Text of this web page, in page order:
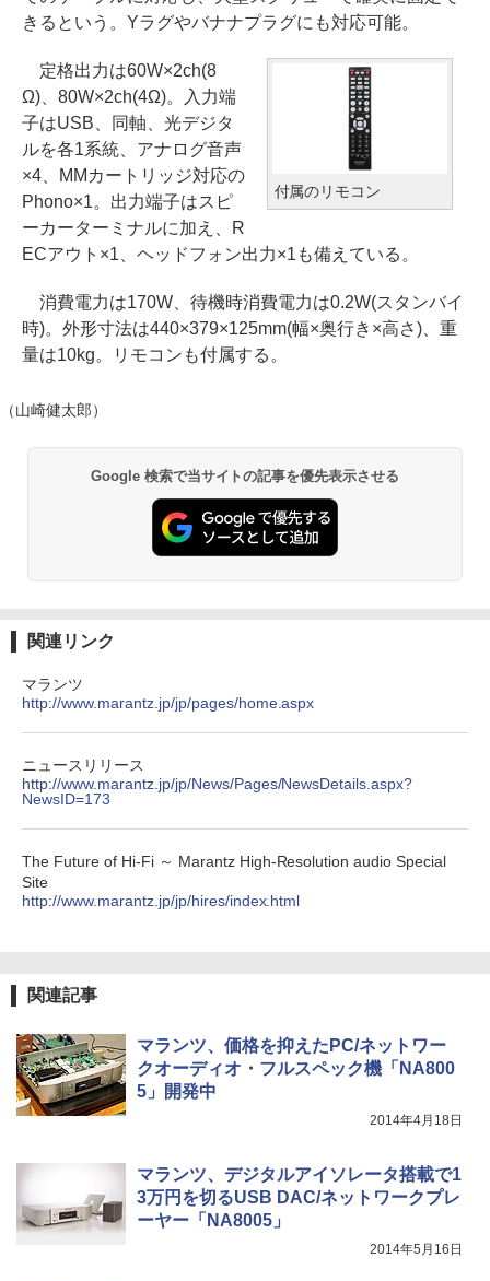
きるという。Yラグやバナナプラグにも対応可能。
付属のリモコン
定格出力は60W×2ch(8
Ω)、80W×2ch(4Ω)。入力端
子はUSB、同軸、光デジタ
ルを各1系統、アナログ音声
×4、MMカートリッジ対応の
Phono×1。出力端子はスピ
ーカーターミナルに加え、R
ECアウト×1、ヘッドフォン出力×1も備えている。
消費電力は170W、待機時消費電力は0.2W(スタンバイ
時)。外形寸法は440×379×125mm(幅×奥行き×高さ)、重
量は10kg。リモコンも付属する。
（山崎健太郎）
Google 検索で当サイトの記事を優先表示させる
関連リンク
マランツ
http://www.marantz.jp/jp/pages/home.aspx
ニュースリリース
http://www.marantz.jp/jp/News/Pages/NewsDetails.aspx?
NewsID=173
The Future of Hi-Fi ～ Marantz High-Resolution audio Special
Site
http://www.marantz.jp/jp/hires/index.html
関連記事
マランツ、価格を抑えたPC/ネットワー
クオーディオ・フルスペック機「NA800
5」開発中
2014年4月18日
マランツ、デジタルアイソレータ搭載で1
3万円を切るUSB DAC/ネットワークプレ
ーヤー「NA8005」
2014年5月16日